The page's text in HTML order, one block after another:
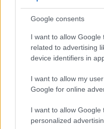
Google consents
I want to allow Google
related to advertising
device identifiers in
I want to allow my
Google for online
I want to allow Google
personalized
அருகுலா உங்கள்
சேர்க்கிறது. பல
எளிது, இது
அருகுலாவை
நீங்கள் முயற்சி
அருகுலா முக்கிய
கீரைகளுடன்
திருப்பத்திற்காக
ரேப்களில்